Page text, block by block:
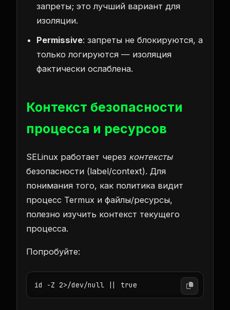
запреты; это лучший вариант для
изоляции.
Permissive: запреты не блокируются, а
только логируются — изоляция
фактически ослаблена.
Контекст безопасности
процесса и ресурсов
SELinux работает через контексты
безопасности (label/context). Для
понимания того, как политика видит
процесс Termux и файлы/ресурсы,
полезно изучить контекст текущего
процесса.
Попробуйте:
id -Z 2>/dev/null || true